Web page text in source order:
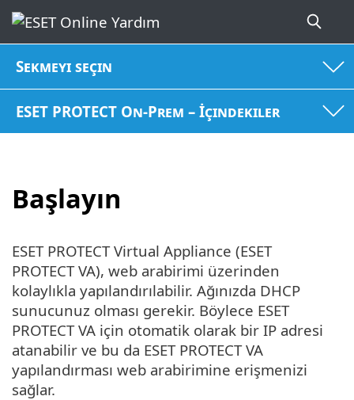
Sekmeyi seçin
ESET PROTECT On-Prem – İçindekiler
Başlayın
ESET PROTECT Virtual Appliance (ESET
PROTECT VA), web arabirimi üzerinden
kolaylıkla yapılandırılabilir. Ağınızda DHCP
sunucunuz olması gerekir. Böylece ESET
PROTECT VA için otomatik olarak bir IP adresi
atanabilir ve bu da ESET PROTECT VA
yapılandırması web arabirimine erişmenizi
sağlar.